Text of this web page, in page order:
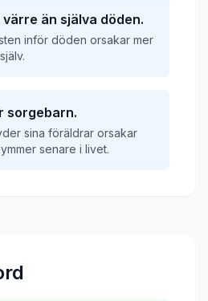
än själva döden.
inför döden orsakar mer
sorgebarn.
sina föräldrar orsakar
senare i livet.